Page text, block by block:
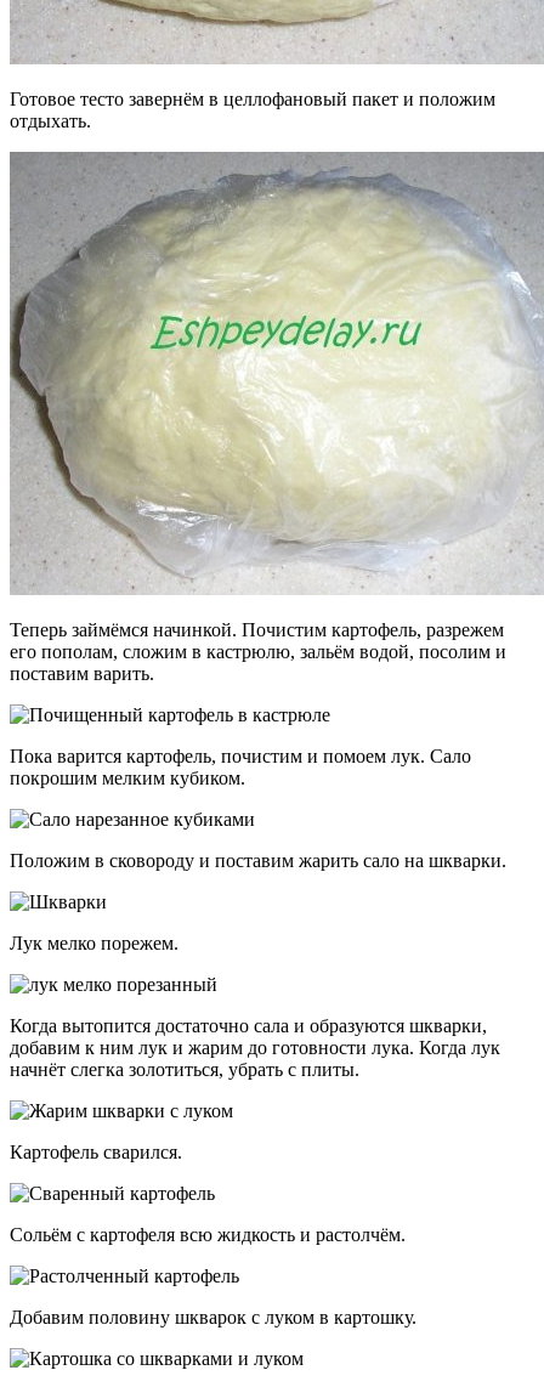
Готовое тесто завернём в целлофановый пакет и положим
отдыхать.
Теперь займёмся начинкой. Почистим картофель, разрежем
его пополам, сложим в кастрюлю, зальём водой, посолим и
поставим варить.
Пока варится картофель, почистим и помоем лук. Сало
покрошим мелким кубиком.
Положим в сковороду и поставим жарить сало на шкварки.
Лук мелко порежем.
Когда вытопится достаточно сала и образуются шкварки,
добавим к ним лук и жарим до готовности лука. Когда лук
начнёт слегка золотиться, убрать с плиты.
Картофель сварился.
Сольём с картофеля всю жидкость и растолчём.
Добавим половину шкварок с луком в картошку.